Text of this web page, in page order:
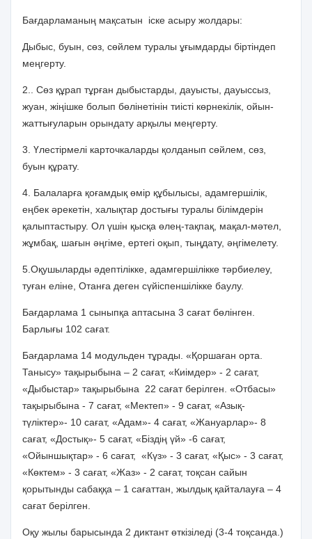
Бағдарламаның мақсатын іске асыру жолдары:
Дыбыс, буын, сөз, сөйлем туралы ұғымдарды біртіндеп
меңгерту.
2.. Сөз құрап тұрған дыбыстарды, дауысты, дауыссыз,
жуан, жіңішке болып бөлінетінін тиісті көрнекілік, ойын-
жаттығуларын орындату арқылы меңгерту.
3. Үлестірмелі карточкаларды қолданып сөйлем, сөз,
буын құрату.
4. Балаларға қоғамдық өмір құбылысы, адамгершілік,
еңбек әрекетін, халықтар достығы туралы білімдерін
қалыптастыру. Ол үшін қысқа өлең-тақпақ, мақал-мәтел,
жұмбақ, шағын әңгіме, ертегі оқып, тыңдату, әңгімелету.
5.Оқушыларды әдептілікке, адамгершілікке тәрбиелеу,
туған еліне, Отанға деген сүйіспеншілікке баулу.
Бағдарлама 1 сыныпқа аптасына 3 сағат бөлінген.
Барлығы 102 сағат.
Бағдарлама 14 модульден тұрады. «Қоршаған орта.
Танысу» тақырыбына – 2 сағат, «Киімдер» - 2 сағат,
«Дыбыстар» тақырыбына 22 сағат берілген. «Отбасы»
тақырыбына - 7 сағат, «Мектеп» - 9 сағат, «Азық-
түліктер»- 10 сағат, «Адам»- 4 сағат, «Жануарлар»- 8
сағат, «Достық»- 5 сағат, «Біздің үй» -6 сағат,
«Ойыншықтар» - 6 сағат, «Күз» - 3 сағат, «Қыс» - 3 сағат,
«Көктем» - 3 сағат, «Жаз» - 2 сағат, тоқсан сайын
қорытынды сабаққа – 1 сағаттан, жылдық қайталауға – 4
сағат берілген.
Оқу жылы барысында 2 диктант өткізіледі (3-4 тоқсанда.)